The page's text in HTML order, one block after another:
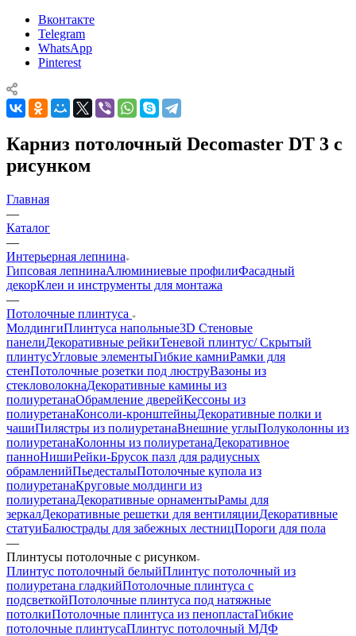
Вконтакте
Telegram
WhatsApp
Pinterest
Карниз потолочный Decomaster DT 3 с
рисунком
Главная
—
Каталог
—
Интерьерная лепнина
Гипсовая лепнинаАлюминиевые профилиФасадный
декорКлеи и инструменты для монтажа
—
Потолочные плинтуса
МолдингиПлинтуса напольные3D Стеновые
панелиДекоративные рейкиТеневой плинтус/ Скрытый
плинтусУгловые элементыГибкие камниРамки для
стенПотолочные розетки под люструВазоны из
стекловолокнаДекоративные камины из
полиуретанаОбрамление дверейКессоны из
полиуретанаКонсоли-кронштейныДекоративные полки и
чашиПилястры из полиуретанаВнешние углыПолуколонны из
полиуретанаКолонны из полиуретанаДекоративное
панноНишиРейки-Брусок пазл для радиусных
обрамленийПьедесталыПотолочные купола из
полиуретанаКруговые молдинги из
полиуретанаДекоративные орнаментыРамы для
зеркалДекоративные решетки для вентиляцииДекоративные
статуиБалюстрады для забежных лестницПороги для пола
—
Плинтусы потолочные с рисунком
Плинтус потолочный белыйПлинтус потолочный из
полиуретана гладкийПотолочные плинтуса с
подсветкойПотолочные плинтуса под натяжные
потолкиПотолочные плинтуса из пенопластаГибкие
потолочные плинтусаПлинтус потолочный МДФ